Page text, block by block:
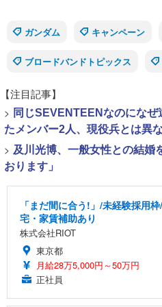
ガンダム
キャンペーン
ブロードバンドトピックス
【注目記事】
> 同じSEVENTEENなのにな
たメンバー2人、現役兵とは異
> 及川光博、一般女性との結婚
おります」
「まだ間に合う!」/未経験採用
宅・家賃補助あり
株式会社RIOT
東京都
月給28万5,000円～50万円
正社員